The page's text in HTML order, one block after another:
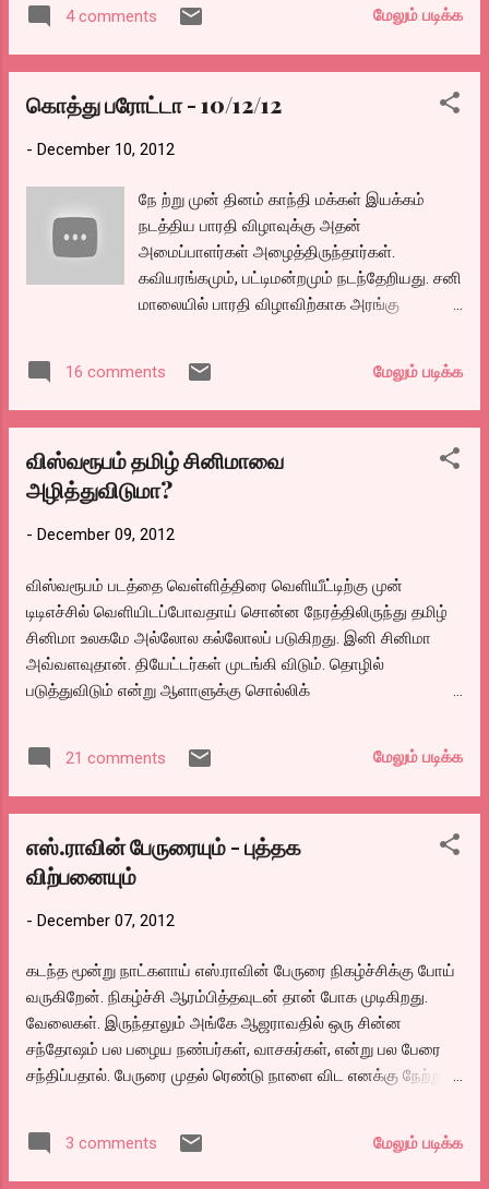
சென்னையில் குடியேறியவர்கள் எண்ணிக்கை அதிகரிக்க,
அதிகரிக்க, இருக்கும் இடமெல்லாம் ரூமாய் கட்டி வாடகைக்கு
இரவு நேரங்களில் தங்கள் வாகனங்களை தெருவில்தான் வைக்க
அதிகரித்தது.
4 comments மேலும் படிக்க
கொத்து பரோட்டா - 10/12/12
- December 10, 2012
நே ற்று முன் தினம் காந்தி மக்கள் இயக்கம்
நடத்திய பாரதி விழாவுக்கு அதன்
அமைப்பாளர்கள் அழைத்திருந்தார்கள்.
கவியரங்கமும், பட்டிமன்றமும் நடந்தேறியது. சனி
மாலையில் பாரதி விழாவிற்காக அரங்கு
தமிழருவி மணியன் பேசினார். இவரது பேச்சை
முதல் முறையாய் கேட்கிறேன். நிஜமாகவே
தடேலென்று விழுந்து பொறிகலங்க வைக்கும்
பேச்சு. பேச்சின் நடுவே கூட்டத்தில் யாரோ
வெளிய போயிருங்க” என்று சொல்லிவிட்டு
வந்தேமாதரம் என்போம் என்கிற பாடலுக்கு அவர்
கொடுத்த விளக்கமும், அவரது பாடி
லேங்குவேஜும் அட்டகாசம். மீண்டும் மீண்டும்
கேட்கத் தூண்டும் பேச்சு.
@@@@@@@@@@@@@@@@@
16 comments மேலும் படிக்க
விஸ்வரூபம் தமிழ் சினிமாவை
அழித்துவிடுமா?
- December 09, 2012
விஸ்வரூபம் படத்தை வெள்ளித்திரை வெளியீட்டிற்கு முன்
டிடிஎச்சில் வெளியிடப்போவதாய் சொன்ன நேரத்திலிருந்து தமிழ்
சினிமா உலகமே அல்லோல கல்லோலப் படுகிறது. இனி சினிமா
அவ்வளவுதான். தியேட்டர்கள் முடங்கி விடும். தொழில்
படுத்துவிடும் என்று ஆளாளுக்கு சொல்லிக்
அதிபர்களோ இனி நாங்கள் தியேட்டர்களை மூடிவிட்டு போய்விட
வேண்டியதுதான் என்று புலம்புகிறார்கள். இன்னொரு பக்கம்
லாபக் கணக்கை பல தயாரிப்பாளர்கள் போட்டுக்
கொண்டுதானிருக்கிறார்கள்.
21 comments மேலும் படிக்க
எஸ்.ராவின் பேருரையும் - புத்தக
விற்பனையும்
- December 07, 2012
கடந்த மூன்று நாட்களாய் எஸ்.ராவின் பேருரை நிகழ்ச்சிக்கு போய்
வருகிறேன். நிகழ்ச்சி ஆரம்பித்தவுடன் தான் போக முடிகிறது.
வேலைகள். இருந்தாலும் அங்கே ஆஜராவதில் ஒரு சின்ன
சந்தோஷம் பல பழைய நண்பர்கள், வாசகர்கள், என்று பல பேரை
சந்திப்பதால். பேருரை முதல் ரெண்டு நாளை விட எனக்கு நேற்று
வேளை நம்மூர்காரராக இருப்பதால் இருக்குமோ? உட்கார
இடமின்றி மக்கள் கூட்டம் நாளுக்கு நாள் அதிகமாகிக்
கொண்டேயிருக்கிறது. அவர் கூறும் பல படங்களை நான்
3 comments மேலும் படிக்க